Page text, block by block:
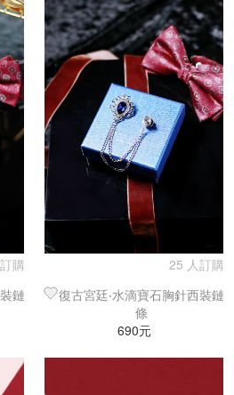
購
鏈
25 人訂購
復古宮廷‧水滴寶石胸針西裝鏈
條
690元